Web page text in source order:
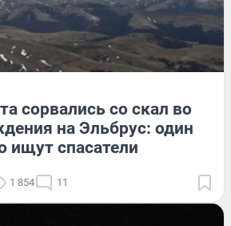
сорвались со скал во
на Эльбрус: один
ищут спасатели
1 854 11